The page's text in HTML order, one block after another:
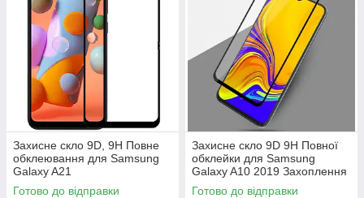
Захисне скло 9D, 9H Повне
обклеювання для Samsung
Galaxy A21
Готово до відправки
Захисне скло 9D 9H Повної
обклейки для Samsung
Galaxy A10 2019 Захоплення
скло
Готово до відправки